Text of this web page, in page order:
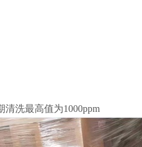
洗最高值为1000ppm